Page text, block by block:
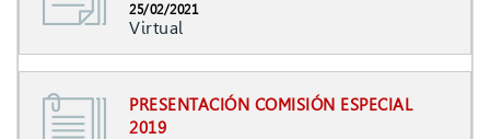
25/02/2021
Virtual
PRESENTACIÓN COMISIÓN ESPECIAL
2019